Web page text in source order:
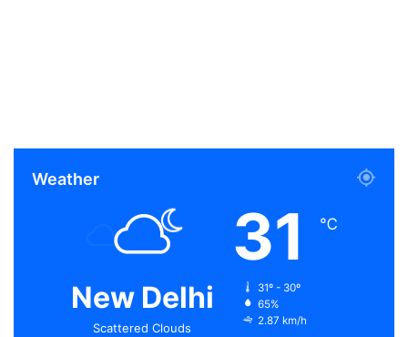
Weather
New Delhi
Scattered Clouds
31 ℃
31º - 30º
65%
2.87 km/h